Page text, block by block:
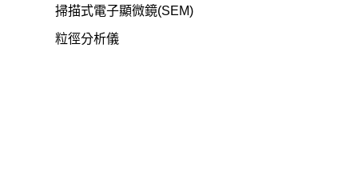
掃描式電子顯微鏡(SEM)
粒徑分析儀